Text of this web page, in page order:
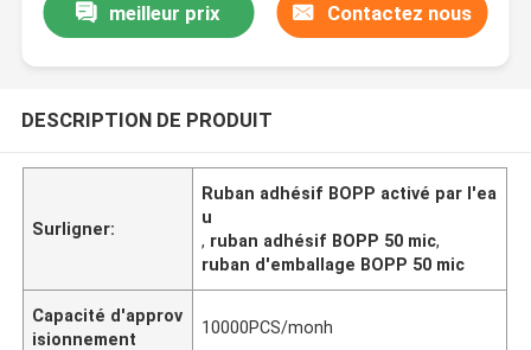
meilleur prix Contactez nous
DESCRIPTION DE PRODUIT
Surligner:
Ruban adhésif BOPP activé par l'ea
u
, ruban adhésif BOPP 50 mic,
ruban d'emballage BOPP 50 mic
Capacité d'approv
isionnement
10000PCS/monh